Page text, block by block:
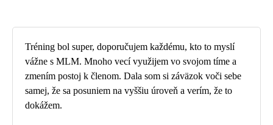
Tréning bol super, doporučujem každému, kto to myslí
vážne s MLM. Mnoho vecí využijem vo svojom tíme a
zmením postoj k členom. Dala som si záväzok voči sebe
samej, že sa posuniem na vyššiu úroveň a verím, že to
dokážem.